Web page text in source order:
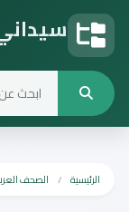
الرئيسية الصحف